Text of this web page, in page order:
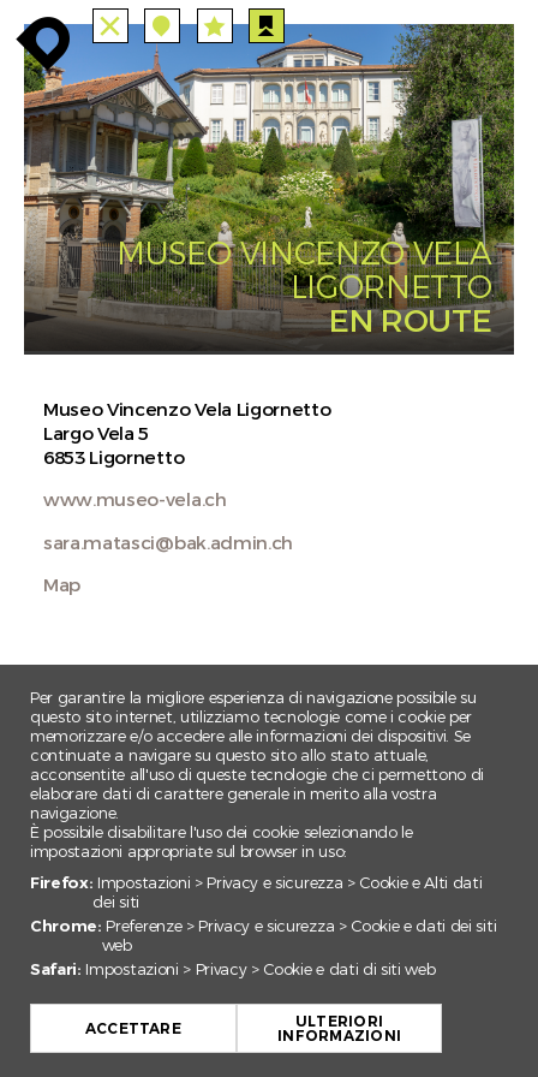
enroute enroute TUTTE station STAZIONI route PERCORSI
event EVENTS agenda FILTRO enroute INFO
+
close station angebote anreise
MUSEO VINCENZO VELA
LIGORNETTO
EN ROUTE
Museo Vincenzo Vela Ligornetto
Largo Vela 5
6853 Ligornetto
www.museo-vela.ch
sara.matasci@bak.admin.ch
Map
Per garantire la migliore esperienza di navigazione possibile su
questo sito internet, utilizziamo tecnologie come i cookie per
memorizzare e/o accedere alle informazioni dei dispositivi. Se
continuate a navigare su questo sito allo stato attuale,
acconsentite all'uso di queste tecnologie che ci permettono di
elaborare dati di carattere generale in merito alla vostra
navigazione.
È possibile disabilitare l'uso dei cookie selezionando le
impostazioni appropriate sul browser in uso:
Firefox: Impostazioni > Privacy e sicurezza > Cookie e Alti dati
dei siti
Chrome: Preferenze > Privacy e sicurezza > Cookie e dati dei siti
web
Safari: Impostazioni > Privacy > Cookie e dati di siti web
ACCETTARE ULTERIORI
INFORMAZIONI